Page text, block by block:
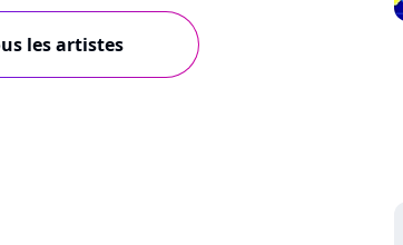
les artistes